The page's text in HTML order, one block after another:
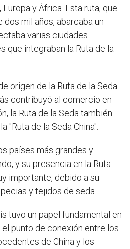
y África. Esta ruta, que
mil años, abarcaba un
varias ciudades
que integraban la Ruta de la
origen de la Ruta de la Seda
contribuyó al comercio en
la Ruta de la Seda también
"Ruta de la Seda China".
países más grandes y
y su presencia en la Ruta
importante, debido a su
y tejidos de seda.
tuvo un papel fundamental en
el punto de conexión entre los
de China y los